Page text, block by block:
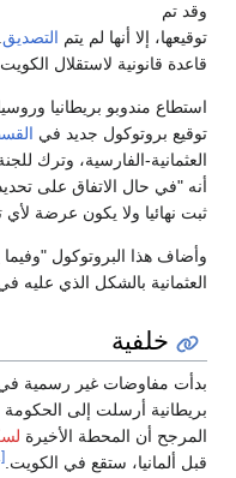
وقد تم
توقيعها، إلا أنها لم يتم التصديق
قاعدة قانونية لاستقلال
استطاع مندوبو بريطانيا
توقيع بروتوكول جديد في
العثمانية-الفارسية، وترك
أنه "في حال الاتفاق على
ثبت نهائيا ولا يكون عرضة لأي
وأضاف هذا البروتوكول
العثمانية بالشكل الذي عليه
خلفية
بريطانية أرسلت إلى
المرجح أن المحطة الأخيرة
قبل ألمانيا، ستقع في الكويت.[1]